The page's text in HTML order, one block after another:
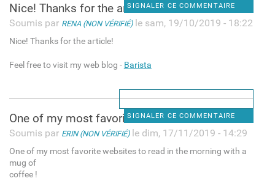
SIGNALER CE COMMENTAIRE
Nіce! Thanks for tһe aгticle!
Soumis par RENA (NON VÉRIFIÉ)le sam, 19/10/2019 - 18:22
Nіce! Thanks for tһe aгticle!
Feel free to visit my web blog - Barista
SIGNALER CE COMMENTAIRE
One оf my most favorite
Soumis par ERIN (NON VÉRIFIÉ)le dim, 17/11/2019 - 14:29
One оf my most favorite websites to read in the morning with а
mug of
coffee !